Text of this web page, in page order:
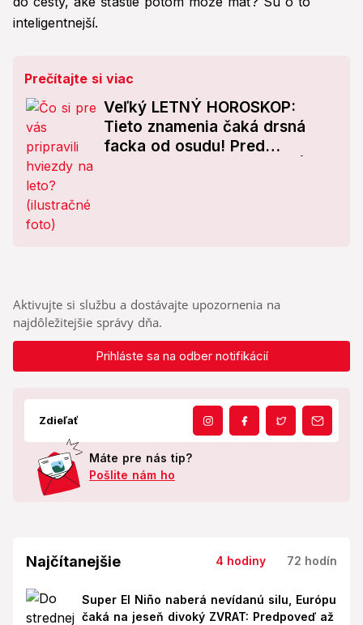
inteligentnejší.
Prečítajte si viac
Veľký LETNÝ HOROSKOP:
Tieto znamenia čaká drsná
facka od osudu! Pred
Aktivujte si službu a dostávajte upozornenia na
najdôležitejšie správy dňa.
Prihláste sa na odber notifikácií
Zdieľať
Máte pre nás tip?
Pošlite nám ho
Najčítanejšie 4 hodiny 72 hodín
Super El Niño naberá nevídanú silu, Európu
čaká na jeseň divoký ZVRAT: Predpoveď až